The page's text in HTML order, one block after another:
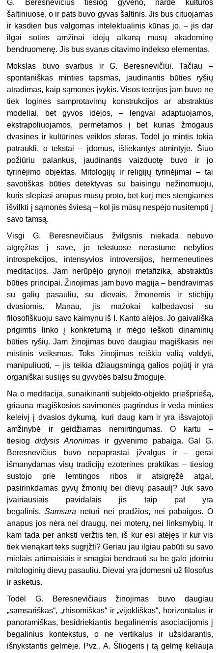
G. Beresnevičius tiesiog gyveno, nardė kultūros
šaltiniuose, o ir pats buvo gyvas šaltinis. Jis bus cituojamas
ir kasdien bus valgomas intelektualinis kūnas jo, – jis dar
ilgai sotins amžinai idėjų alkaną mūsų akademinę
bendruomenę. Jis bus svarus citavimo indekso elementas.
Mokslas buvo svarbus ir G. Beresnevičiui. Tačiau –
spontaniškas minties tapsmas, jaudinantis būties ryšių
atradimas, kaip sąmonės įvykis. Visos teorijos jam buvo ne
tiek loginės samprotavimų konstrukcijos ar abstraktūs
modeliai, bet gyvos idėjos, – lengvai adaptuojamos,
ekstrapoliuojamos, permetamos į bet kurias žmogaus
dvasinės ir kultūrinės veiklos sferas. Todėl jo mintis tokia
patraukli, o tekstai – įdomūs, išliekantys atmintyje. Šiuo
požiūriu palankus, jaudinantis vaizduotę buvo ir jo
tyrinėjimo objektas. Mitologijų ir religijų tyrinėjimai – tai
savotiškas būties detektyvas su baisingu nežinomuoju,
kuris slepiasi anapus mūsų proto, bet kurį mes stengiamės
išvilkti į sąmonės šviesą – kol jis mūsų nespėjo nusitempti į
savo tamsą.
Visgi G. Beresnevičiaus žvilgsnis niekada nebuvo
atgręžtas į save, jo tekstuose nerastume nebylios
introspekcijos, intensyvios introversijos, hermeneutinės
meditacijos. Jam nerūpėjo grynoji metafizika, abstraktūs
būties principai. Žinojimas jam buvo magija – bendravimas
su galių pasauliu, su dievais, žmonėmis ir stichijų
dvasiomis. Manau, jis mažokai kalbėdavosi su
filosofiškuoju savo kaimynu iš I. Kanto alėjos. Jo gaivališka
prigimtis linko į konkretumą ir mėgo ieškoti dinaminių
būties ryšių. Jam žinojimas buvo daugiau magiškasis nei
mistinis veiksmas. Toks žinojimas reiškia valią valdyti,
manipuliuoti, – jis teikia džiaugsmingą galios pojūtį ir yra
organiškai susijęs su gyvybės balsu žmoguje.
Na o meditacija, sunaikinanti subjekto-objekto priešpriešą,
griauna magiškosios savimonės pagrindus ir veda minties
keleivį į dvasios dykumą, kuri daug kam ir yra išsvajotoji
amžinybė ir geidžiamas nemirtingumas. O kartu –
tiesiogdidysis Anonimas
ir gyvenimo pabaiga. Gal G.
Beresnevičius buvo nepaprastai įžvalgus ir – gerai
išmanydamas visų tradicijų ezoterines praktikas – tiesiog
sustojo prie lemtingos ribos ir atsigręžė atgal,
pasirinkdamas gyvų žmonių bei dievų pasaulį? Juk savo
įvairiausiais pavidalais jis taip pat yra
begalinis.Samsara neturi nei pradžios, nei pabaigos. O
anapus jos nėra nei draugų, nei moterų, nei linksmybių. Ir
kam tada per anksti veržtis ten, iš kur esi atėjęs ir kur vis
tiek vienąkart teks sugrįžti? Geriau jau ilgiau pabūti su savo
mielais artimaisiais ir smagiai bendrauti su be galo įdomiu
mitologinių dievų pasauliu. Dievai yra įdomesni už filosofus
ir asketus.
Todėl G. Beresnevičiaus žinojimas buvo daugiau
„samsariškas“, „rhisomiškas“ ir „vijokliškas“, horizontalus ir
panoramiškas, besidriekiantis begalinėmis asociacijomis į
begalinius kontekstus, o ne vertikalus ir užsidarantis,
išnykstantis gelmėje. Pvz., A. Šliogeris į tą gelmę keliauja